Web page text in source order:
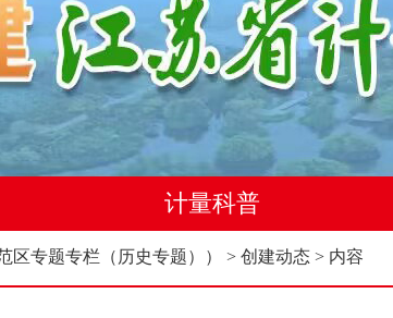
计量科普
区专题专栏（历史专题）） > 创建动态 > 内容